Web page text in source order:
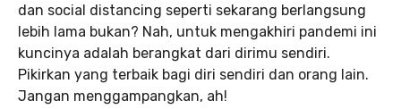
dan social distancing seperti sekarang berlangsung
lebih lama bukan? Nah, untuk mengakhiri pandemi ini
kuncinya adalah berangkat dari dirimu sendiri.
Pikirkan yang terbaik bagi diri sendiri dan orang lain.
Jangan menggampangkan, ah!